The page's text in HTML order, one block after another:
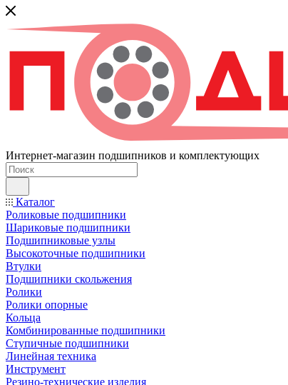
Интернет-магазин подшипников и комплектующих
Каталог
Роликовые подшипники
Шариковые подшипники
Подшипниковые узлы
Высокоточные подшипники
Втулки
Подшипники скольжения
Ролики
Ролики опорные
Кольца
Комбинированные подшипники
Ступичные подшипники
Линейная техника
Инструмент
Резино-технические изделия